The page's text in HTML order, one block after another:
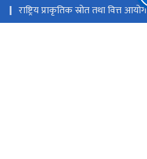
राष्ट्रिय प्राकृतिक स्रोत तथा वित्त आयोग